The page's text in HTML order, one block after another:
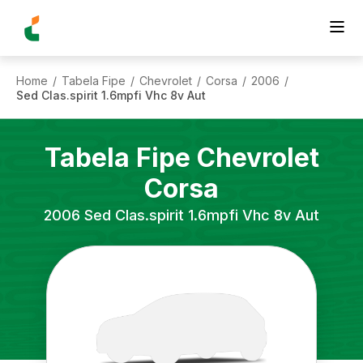
Home / Tabela Fipe / Chevrolet / Corsa / 2006 /
Sed Clas.spirit 1.6mpfi Vhc 8v Aut
Tabela Fipe Chevrolet
Corsa
2006 Sed Clas.spirit 1.6mpfi Vhc 8v Aut